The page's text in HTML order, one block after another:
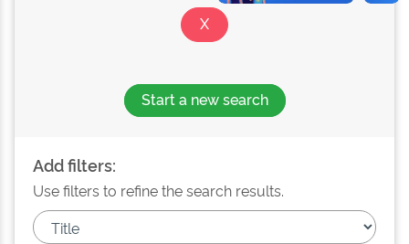
Start a new search
Add filters:
Use filters to refine the search results.